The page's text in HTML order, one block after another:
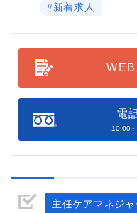
#新着求人
電
10:00
主任ケアマネジャ